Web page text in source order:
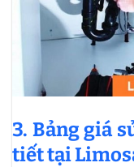
3. Bảng giá
tiết tại